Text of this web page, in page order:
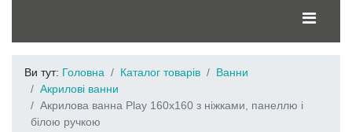
Ви тут: Головна Каталог товарів
Ванни
Акрилові ванни
Акрилова ванна Play 160x160 з ніжками, панеллю і
білою ручкою